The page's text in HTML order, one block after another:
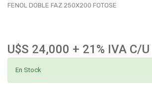
FENOL DOBLE FAZ 250X200 FOTOSE
U$S 24,000 + 21% IVA C/U
En Stock